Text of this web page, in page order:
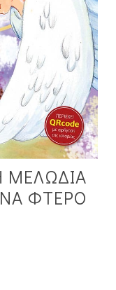
ΜΕΛΩΔΙΑ
ΦΤΕΡΟ